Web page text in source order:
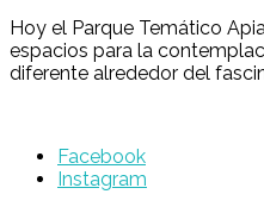
Hoy el Parque Temático
espacios para la
diferente alrededor del
Facebook
Instagram